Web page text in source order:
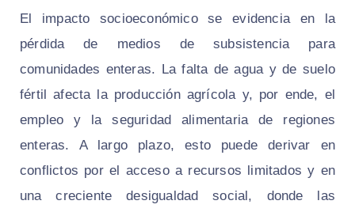
El impacto socioeconómico se evidencia en la
pérdida de medios de subsistencia para
comunidades enteras. La falta de agua y de suelo
fértil afecta la producción agrícola y, por ende, el
empleo y la seguridad alimentaria de regiones
enteras. A largo plazo, esto puede derivar en
conflictos por el acceso a recursos limitados y en
una creciente desigualdad social, donde las